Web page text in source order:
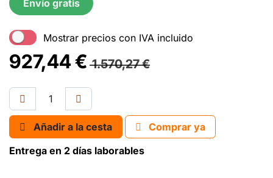
Envío gratis
Mostrar precios con IVA incluido
927,44€ 1.570,27€
Añadir a la cesta
Comprar ya
Entrega en 2 días laborables